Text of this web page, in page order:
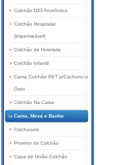
Colchão D33 Anatômico
Colchão Hospitalar
(Impermeável)
Colchão de Hotelaria
Colchão Infantil
Cama Colchão PET p/Cachorro e
Gato
Colchão Na Caixa
Cama, Mesa e Banho
Colchonete
Protetor de Colchão
Capa de União Colchão